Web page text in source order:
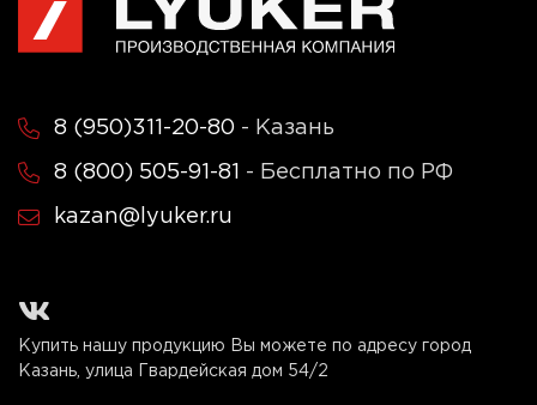
8 (950)311-20-80 - Казань
8 (800) 505-91-81 - Бесплатно по РФ
kazan@lyuker.ru
Купить нашу продукцию Вы можете по адресу город
Казань, улица Гвардейская дом 54/2